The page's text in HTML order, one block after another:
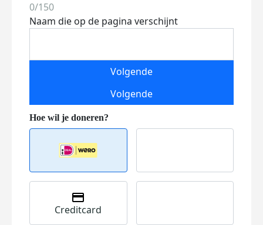
0/150
Naam die op de pagina verschijnt
Volgende
Volgende
Creditcard